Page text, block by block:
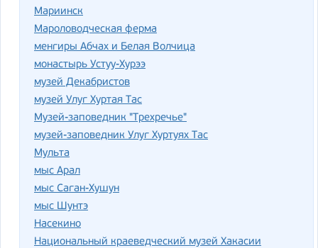
Мариинск
Мароловодческая ферма
менгиры Абчах и Белая Волчица
монастырь Устуу-Хурээ
музей Декабристов
музей Улуг Хуртая Тас
Музей-заповедник "Трехречье"
музей-заповедник Улуг Хуртуях Тас
Мульта
мыс Арал
мыс Саган-Хушун
мыс Шунтэ
Насекино
Национальный краеведческий музей Хакасии